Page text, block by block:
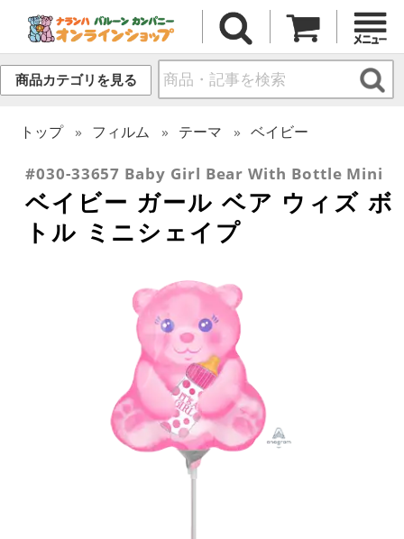
商品カテゴリを見る
トップ フィルム テーマ ベイビー
#030-33657 Baby Girl Bear With Bottle Mini
ベイビー ガール ベア ウィズ ボ
トル ミニシェイプ